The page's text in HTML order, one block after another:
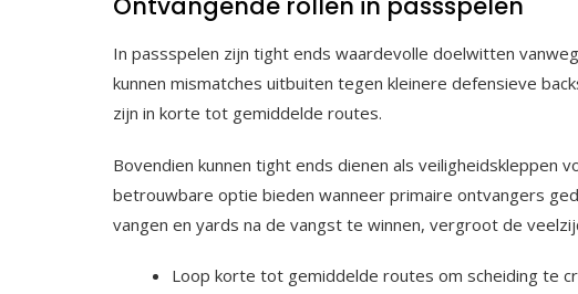
In passspelen zijn tight ends waardevolle doelwitten
kunnen mismatches uitbuiten tegen kleinere defensieve
zijn in korte tot gemiddelde routes.
Bovendien kunnen tight ends dienen als veiligheidskleppen
betrouwbare optie bieden wanneer primaire ontvangers
vangen en yards na de vangst te winnen, vergroot de
Loop korte tot gemiddelde routes om scheiding te